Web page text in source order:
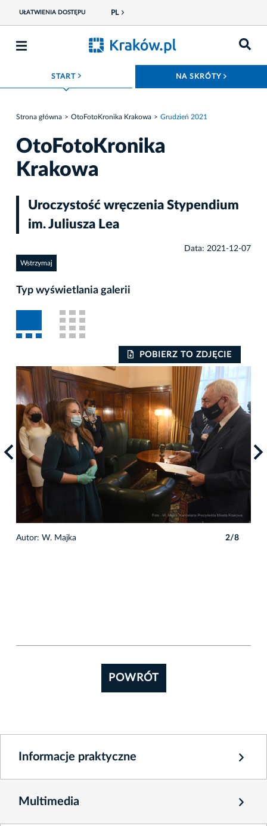
UŁATWIENIA DOSTĘPU PL
START ROZWIŃ MENU NA SKRÓTY
Strona główna OtoFotoKronika Krakowa Grudzień 2021
OtoFotoKronika
Krakowa
Uroczystość wręczenia Stypendium
im. Juliusza Lea
Data: 2021-12-07
Wstrzymaj
Typ wyświetlania galerii
POBIERZ TO ZDJĘCIE
Autor: W. Majka 2/8
POWRÓT
Informacje praktyczne
Multimedia